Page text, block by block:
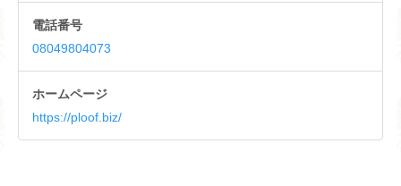
電話番号
08049804073
ホームページ
https://ploof.biz/